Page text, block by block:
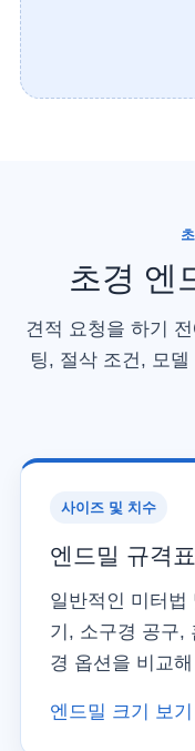
초경 엔
견적 요청을 하기
팅, 절삭 조건, 모
사이즈 및 치수
엔드밀 규격표
일반적인 미터법
기, 소구경 공구,
경 옵션을 비교
엔드밀 크기 보